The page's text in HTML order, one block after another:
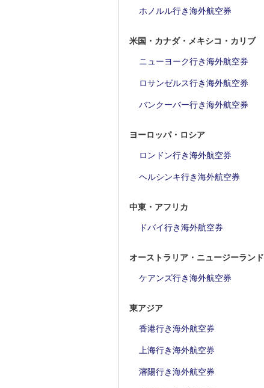
ホノルル行き海外航空券
米国・カナダ・メキシコ・カリブ
ニューヨーク行き海外航空券
ロサンゼルス行き海外航空券
バンクーバー行き海外航空券
ヨーロッパ・ロシア
ロンドン行き海外航空券
ヘルシンキ行き海外航空券
中東・アフリカ
ドバイ行き海外航空券
オーストラリア・ニュージーランド
ケアンズ行き海外航空券
東アジア
香港行き海外航空券
上海行き海外航空券
瀋陽行き海外航空券